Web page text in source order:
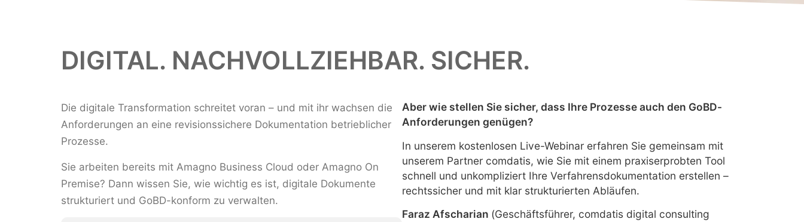
DIGITAL. NACHVOLLZIEHBAR. SICHER.
Die digitale Transformation schreitet voran – und mit ihr wachsen die
Anforderungen an eine revisionssichere Dokumentation betrieblicher
Prozesse.
Sie arbeiten bereits mit Amagno Business Cloud oder Amagno On
Premise? Dann wissen Sie, wie wichtig es ist, digitale Dokumente
strukturiert und GoBD-konform zu verwalten.
Aber wie stellen Sie sicher, dass Ihre Prozesse auch den GoBD-
Anforderungen genügen?
In unserem kostenlosen Live-Webinar erfahren Sie gemeinsam mit
unserem Partner comdatis, wie Sie mit einem praxiserprobten Tool
schnell und unkompliziert Ihre Verfahrensdokumentation erstellen –
rechtssicher und mit klar strukturierten Abläufen.
Faraz Afscharian (Geschäftsführer, comdatis digital consulting